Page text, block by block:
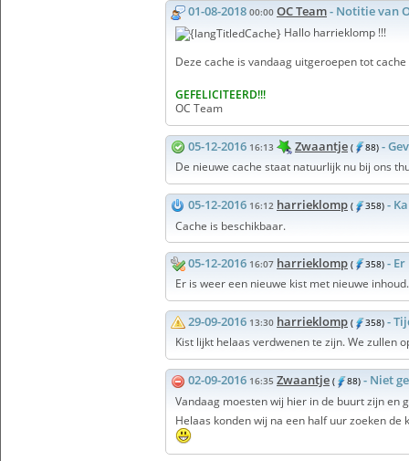
01-08-2018 00:00 OC Team- Notitie van
Hallo harrieklomp !!!
Deze cache is vandaag uitgeroepen tot
GEFELICITEERD!!!
OC Team
05-12-2016 16:13 Zwaantje ( 88) -
De nieuwe cache staat natuurlijk nu bij ons
05-12-2016 16:12 harrieklomp ( 358) -
Cache is beschikbaar.
05-12-2016 16:07 harrieklomp ( 358) -
Er is weer een nieuwe kist met nieuwe
29-09-2016 13:30 harrieklomp ( 358) -
Kist lijkt helaas verdwenen te zijn. We zullen
02-09-2016 16:35 Zwaantje ( 88) - Niet
Vandaag moesten wij hier in de buurt zijn en
Helaas konden wij na een half uur zoeken